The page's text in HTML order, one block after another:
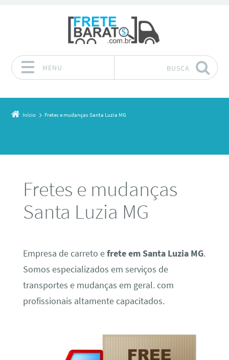
MENU BUSCA
Início Fretes e mudanças Santa Luzia MG
Fretes e mudanças
Santa Luzia MG
Empresa de carreto efrete em Santa Luzia MG.
Somos especializados em serviços de
transportes e mudanças em geral. com
profissionais altamente capacitados.